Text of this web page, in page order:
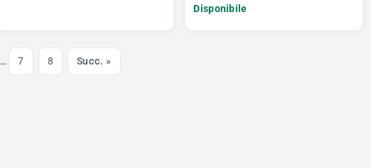
Disponibile
… 7 8 Succ. »